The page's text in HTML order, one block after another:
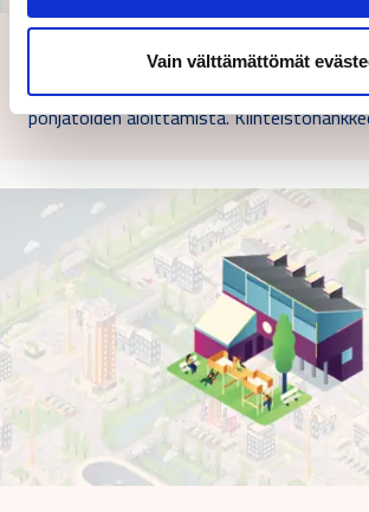
Vain välttämättömät
Rakennushankkeet
Rakennuksen menestyksekäs elinkaari
pohjatöiden aloittamista.